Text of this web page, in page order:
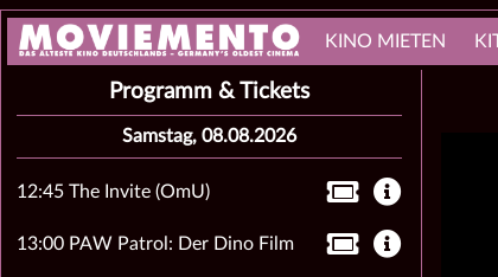
KINO MIETEN
Programm & Tickets
Samstag, 08.08.2026
12:45 The Invite (OmU)
13:00 PAW Patrol: Der Dino Film